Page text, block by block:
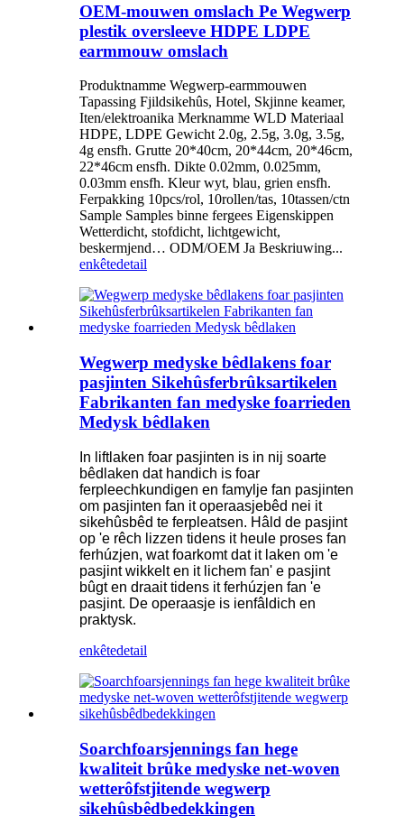
OEM-mouwen omslach Pe Wegwerp
plestik oversleeve HDPE LDPE
earmmouw omslach
Produktnamme Wegwerp-earmmouwen
Tapassing Fjildsikehûs, Hotel, Skjinne keamer,
Iten/elektroanika Merknamme WLD Materiaal
HDPE, LDPE Gewicht 2.0g, 2.5g, 3.0g, 3.5g,
4g ensfh. Grutte 20*40cm, 20*44cm, 20*46cm,
22*46cm ensfh. Dikte 0.02mm, 0.025mm,
0.03mm ensfh. Kleur wyt, blau, grien ensfh.
Ferpakking 10pcs/rol, 10rollen/tas, 10tassen/ctn
Sample Samples binne fergees Eigenskippen
Wetterdicht, stofdicht, lichtgewicht,
beskermjend… ODM/OEM Ja Beskriuwing...
enkêtedetail
Wegwerp medyske bêdlakens foar
pasjinten Sikehûsferbrûksartikelen
Fabrikanten fan medyske foarrieden
Medysk bêdlaken
In liftlaken foar pasjinten is in nij soarte
bêdlaken dat handich is foar
ferpleechkundigen en famylje fan pasjinten
om pasjinten fan it operaasjebêd nei it
sikehûsbêd te ferpleatsen. Hâld de pasjint
op 'e rêch lizzen tidens it heule proses fan
ferhúzjen, wat foarkomt dat it laken om 'e
pasjint wikkelt en it lichem fan' e pasjint
bûgt en draait tidens it ferhúzjen fan 'e
pasjint. De operaasje is ienfâldich en
praktysk.
enkêtedetail
Soarchfoarsjennings fan hege
kwaliteit brûke medyske net-woven
wetterôfstjitende wegwerp
sikehûsbêdbedekkingen